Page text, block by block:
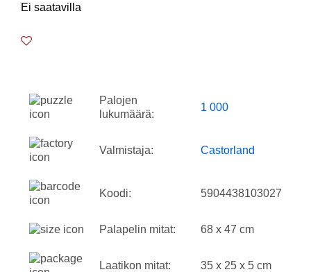
Ei saatavilla
Palojen
lukumäärä:
1 000
Valmistaja: Castorland
Koodi: 5904438103027
Palapelin mitat: 68 x 47 cm
Laatikon mitat: 35 x 25 x 5 cm